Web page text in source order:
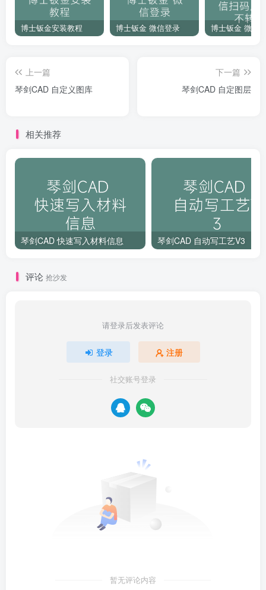
博士钣金安装教程 博士钣金 微信登录
上一篇
琴剑CAD 自定义图库
下一篇
琴剑CAD 自定图层
相关推荐
琴剑CAD 快速写入材料信息 琴剑CAD 自动写工艺V3
评论 抢沙发
请登录后发表评论
登录 注册
社交账号登录
暂无评论内容